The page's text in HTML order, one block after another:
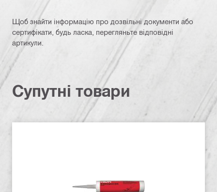
Щоб знайти інформацію про дозвільні документи або
сертифікати, будь ласка, перегляньте відповідні
артикули.
Супутні товари